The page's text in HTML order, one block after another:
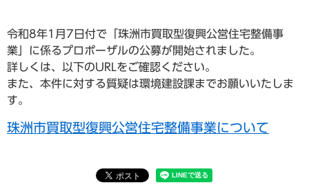
令和8年1月7日付で「珠洲市買取型復興公営住宅整備事
業」に係るプロポーザルの公募が開始されました。
詳しくは、以下のURLをご確認ください。
また、本件に対する質疑は環境建設課までお願いいたしま
す。
珠洲市買取型復興公営住宅整備事業について